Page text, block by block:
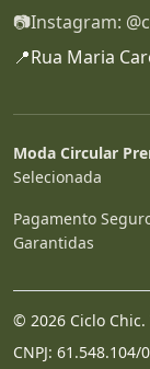
📷Instagram:
📍Rua Maria
Moda Circular
Selecionada
Pagamento
Garantidas
© 2026 Ciclo
CNPJ: 61.548.104/